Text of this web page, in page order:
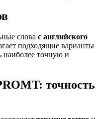
слова с английского
подходящие варианты
наиболее точную и
точность